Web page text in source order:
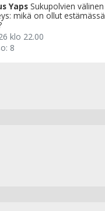
Yaps Sukupolvien välinen
mikä on ollut estämässä
klo 22.00
8